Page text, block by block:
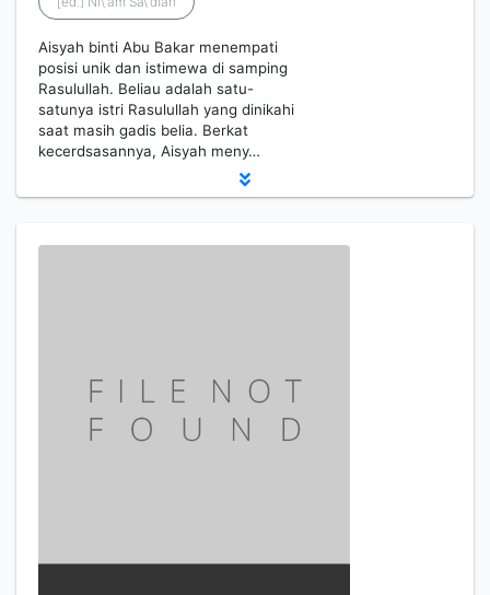
Aisyah binti Abu Bakar menempati
posisi unik dan istimewa di samping
Rasulullah. Beliau adalah satu-
satunya istri Rasulullah yang dinikahi
saat masih gadis belia. Berkat
kecerdsasannya, Aisyah meny…